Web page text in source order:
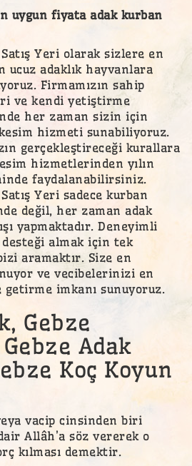
uygun fiyata adak kurban
Yeri olarak sizlere en
ucuz adaklık hayvanlara
Firmamızın sahip
ve kendi yetiştirme
her zaman sizin için
hizmeti sunabiliyoruz.
gerçekleştireceği kurallara
hizmetlerinden yılın
faydalanabilirsiniz.
Yeri sadece kurban
değil, her zaman adak
yapmaktadır. Deneyimli
almak için tek
aramaktır. Size en
ve vecibelerinizi en
imkanı sunuyoruz.
Gebze
Adak
Koç Koyun
vacip cinsinden biri
Allâh’a söz vererek o
kılması demektir.